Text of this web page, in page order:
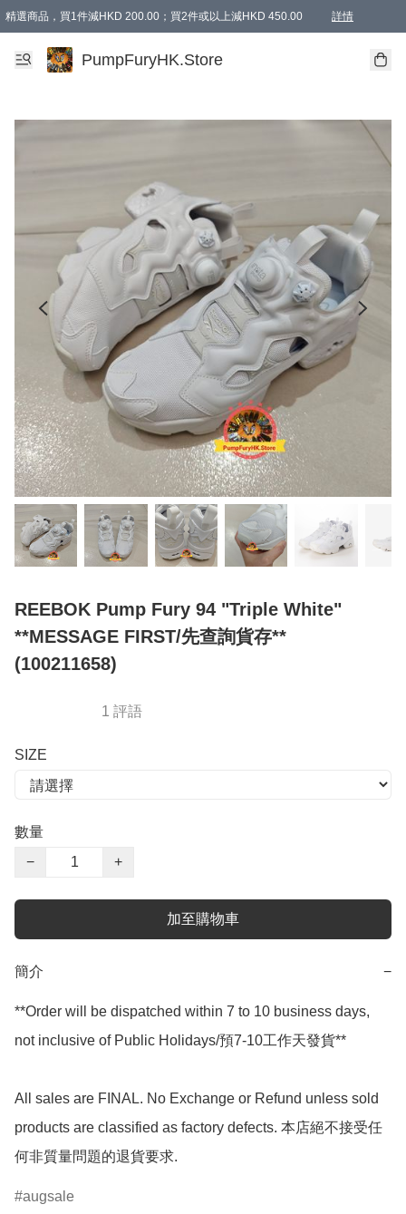
精選商品，買1件減HKD 200.00；買2件或以上減HKD 450.00 詳情
AAPE商品,會員專享9折或以上（按會員等級）AAPE products, members can
精選商品，任選買2件或以上減HKD 100.00
購物滿 HKD 800.00即享免運費優惠！（適用於 特定的送貨方式 )
PumpFuryHK.Store
REEBOK Pump Fury 94 "Triple White"
**MESSAGE FIRST/先查詢貨存**
(100211658)
1 評語
SIZE
數量
−
+
加至購物車
簡介 −
**Order will be dispatched within 7 to 10 business days,
not inclusive of Public Holidays/預7-10工作天發貨**
All sales are FINAL. No Exchange or Refund unless sold
products are classified as factory defects. 本店絕不接受任
何非質量問題的退貨要求.
augsale